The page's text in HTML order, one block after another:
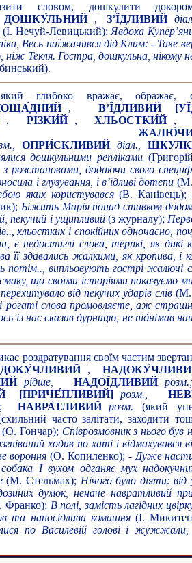
словом, дошкулити
ДОШКУ́ЛЬНИЙ , З’Ї́ДЛИВИЙ
Нечуй-Левицький); Явдоха
Весь наїжачився дід Клим: - Таке
ніж Текля. Гостра, дошкульна,
глибоко вражає, ображає,
, В’Ї́ДЛИВИЙ
, РІЗКИ́Й , ХЛЬОСТКИ́Й ,
ОПРИ́СКЛИВИЙ діал.,
дошкульними репліками
з розстановами, додаючи свого
і глузування, і в’їдливі дотепи (М.
яких користувався(В. Канівець);
Біжить Марія понад ставком
пекучий і ущипливий(з журналу);
хльостких і спокійних одночасно,
є недостиглі слова, терпкі, як дикі
її здавались жалкими, як кропива, і
потім.., випльовують гострі жалючі
що своїми історіями показуємо
від пекучих ударів слів(М.
рогаті слова промовляєте, аж
із нас сказав дурницю, не піднімав
роздратування своїм частим
ДОКУ́ЧЛИВИЙ ,
рідше, НАДОЇ́ДЛИВИЙ розм.;
[ПРИЧЕ́ПЛИВИЙ] розм.,
НАВРА́ТЛИВИЙ розм. (який
часто залітати, заходити
Гончар); Співрозмовник з нього був
ходив по хаті і відмахувався
вороння (О. Копиленко); - Дуже
І вухом одганяє мух
(М. Стельмах); Нічого було діяти:
думок, неначе навратливий
Франко); В полі, замість лагідних
та напосідлива комашня(І.
по Василевій голові і жужжали,